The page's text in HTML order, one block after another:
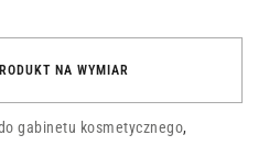
NA WYMIAR
gabinetu kosmetycznego,